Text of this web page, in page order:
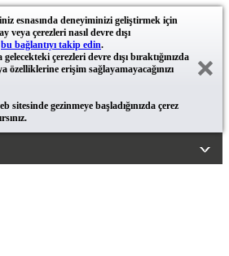
esnasında deneyiminizi geliştirmek için
veya çerezleri nasıl devre dışı
bu bağlantıyı takip edin.
çerezleri devre dışı bıraktığınızda
özelliklerine erişim sağlayamayacağınızı
sitesinde gezinmeye başladığınızda çerez